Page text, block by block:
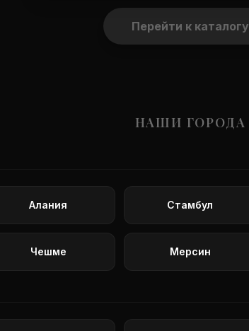
Перейти к каталогу
НАШИ ГОРОДА
Алания Стамбул
Чешме Мерсин